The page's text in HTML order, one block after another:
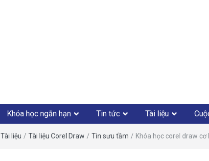
Khóa học ngắn hạn Tin tức Tài liệu
Tài liệu / Tài liệu Corel Draw / Tin sưu tầm / Khóa học corel draw